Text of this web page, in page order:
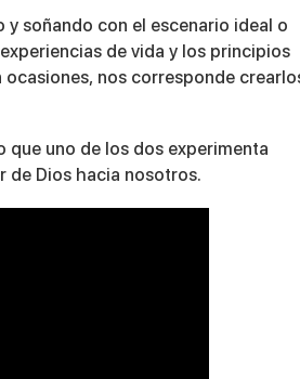
soñando con el escenario ideal o
de vida y los principios
nos corresponde
que uno de los dos experimenta
de Dios hacia nosotros.